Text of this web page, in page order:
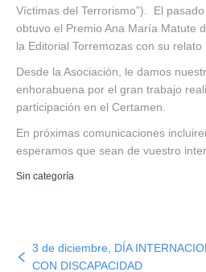
Víctimas del Terrorismo”). El
obtuvo el Premio Ana María Matute
la Editorial Torremozas con su relato
Desde la Asociación, le damos
enhorabuena por el gran trabajo
participación en el Certamen.
En próximas comunicaciones
esperamos que sean de vuestro
Sin categoría
3 de diciembre, DÍA
CON DISCAPACIDAD